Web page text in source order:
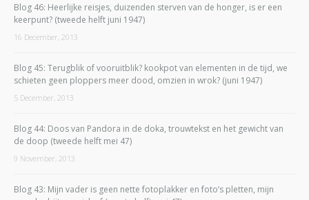
Blog 46: Heerlijke reisjes, duizenden sterven van de honger, is er een
keerpunt? (tweede helft juni 1947)
16 December, 2013
Blog 45: Terugblik of vooruitblik? kookpot van elementen in de tijd, we
schieten geen ploppers meer dood, omzien in wrok? (juni 1947)
5 December, 2013
Blog 44: Doos van Pandora in de doka, trouwtekst en het gewicht van
de doop (tweede helft mei 47)
9 November, 2013
Blog 43: Mijn vader is geen nette fotoplakker en foto’s pletten, mijn